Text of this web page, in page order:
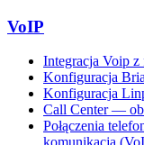
VoIP
Integracja Voip
Konfiguracja
Konfiguracja
Call Center —
Połączenia